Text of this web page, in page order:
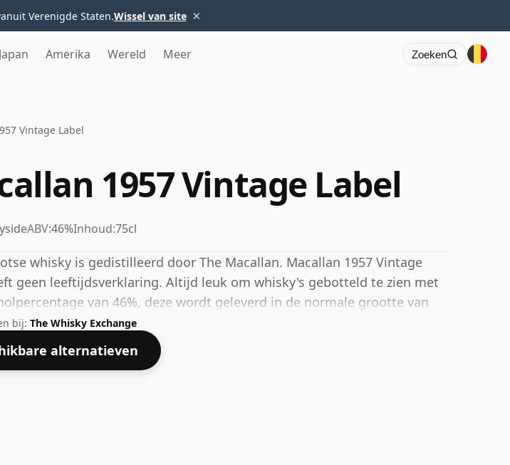
Verenigde Staten.Wissel van site ×
Japan Amerika Wereld Meer Zoeken
Vintage Label
1957 Vintage Label
ABV:46%Inhoud:75cl
whisky is gedistilleerd door The Macallan. Macallan 1957 Vintage
geen leeftijdsverklaring. Altijd leuk om whisky's gebotteld te zien met
van 46%, deze wordt geleverd in de normale grootte van
bij: The Whisky Exchange
alternatieven